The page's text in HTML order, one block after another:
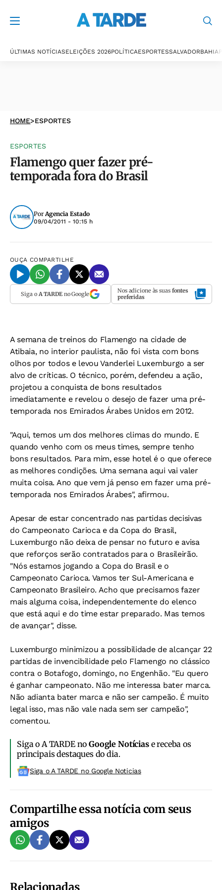
ÚLTIMAS NOTÍCIASELEIÇÕES 2026POLÍTICAESPORTESSALVADORBAHIA
HOME>ESPORTES
ESPORTES
Flamengo quer fazer pré-
temporada fora do Brasil
PorAgencia Estado
09/04/2011 - 10:15 h
OUÇA COMPARTILHE
Siga o A TARDEno Google Nos adicione às suas fontes
preferidas
A semana de treinos do Flamengo na cidade de
Atibaia, no interior paulista, não foi vista com bons
olhos por todos e levou Vanderlei Luxemburgo a ser
alvo de críticas. O técnico, porém, defendeu a ação,
projetou a conquista de bons resultados
imediatamente e revelou o desejo de fazer uma pré-
temporada nos Emirados Árabes Unidos em 2012.
"Aqui, temos um dos melhores climas do mundo. E
quando venho com os meus times, sempre tenho
bons resultados. Para mim, esse hotel é o que oferece
as melhores condições. Uma semana aqui vai valer
muita coisa. Ano que vem já penso em fazer uma pré-
temporada nos Emirados Árabes", afirmou.
Apesar de estar concentrado nas partidas decisivas
do Campeonato Carioca e da Copa do Brasil,
Luxemburgo não deixa de pensar no futuro e avisa
que reforços serão contratados para o Brasileirão.
"Nós estamos jogando a Copa do Brasil e o
Campeonato Carioca. Vamos ter Sul-Americana e
Campeonato Brasileiro. Acho que precisamos fazer
mais alguma coisa, independentemente do elenco
que está aqui e do time estar preparado. Mas temos
de avançar", disse.
Luxemburgo minimizou a possibilidade de alcançar 22
partidas de invencibilidade pelo Flamengo no clássico
contra o Botafogo, domingo, no Engenhão. "Eu quero
é ganhar campeonato. Não me interessa bater marca.
Não adianta bater marca e não ser campeão. É muito
legal isso, mas não vale nada sem ser campeão",
comentou.
Siga o A TARDE noGoogle Notíciase receba os
principais destaques do dia.
Siga o A TARDE no Google Noticias
Compartilhe essa notícia com seus
amigos
Relacionadas